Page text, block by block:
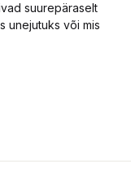
suurepäraselt
unejutuks või mis